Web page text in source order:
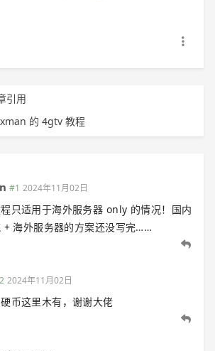
引用
的 4gtv 教程
#1 2024年11月02日
只适用于海外服务器 only 的情况！国内
+ 海外服务器的方案还没写完……
2024年11月02日
币这里木有，谢谢大佬